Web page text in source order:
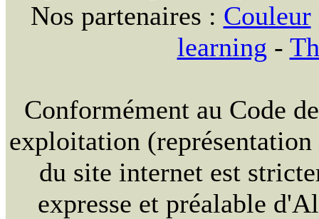
Nos partenaires : Couleur
learning -
Conformément au Code
exploitation
du site internet est
expresse et préalable